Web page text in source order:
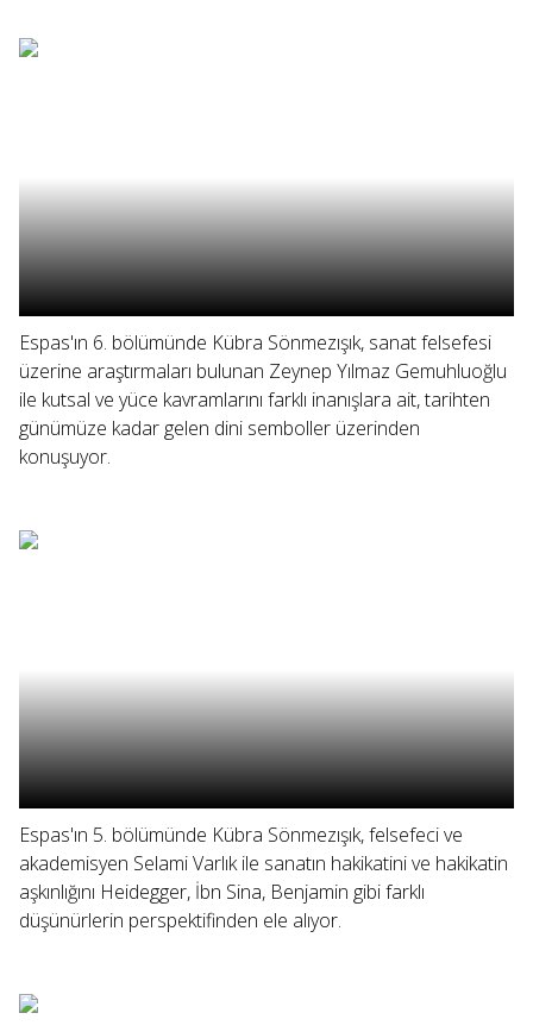
Espas'ın 6. bölümünde Kübra Sönmezışık, sanat felsefesi
üzerine araştırmaları bulunan Zeynep Yılmaz Gemuhluoğlu
ile kutsal ve yüce kavramlarını farklı inanışlara ait, tarihten
günümüze kadar gelen dini semboller üzerinden
konuşuyor.
Espas'ın 5. bölümünde Kübra Sönmezışık, felsefeci ve
akademisyen Selami Varlık ile sanatın hakikatini ve hakikatin
aşkınlığını Heidegger, İbn Sina, Benjamin gibi farklı
düşünürlerin perspektifinden ele alıyor.